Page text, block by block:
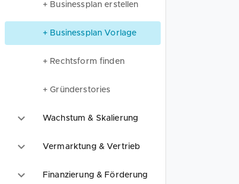
+ Businessplan erstellen
+ Businessplan Vorlage
+ Rechtsform finden
+ Gründerstories
Wachstum & Skalierung
Vermarktung & Vertrieb
Finanzierung & Förderung